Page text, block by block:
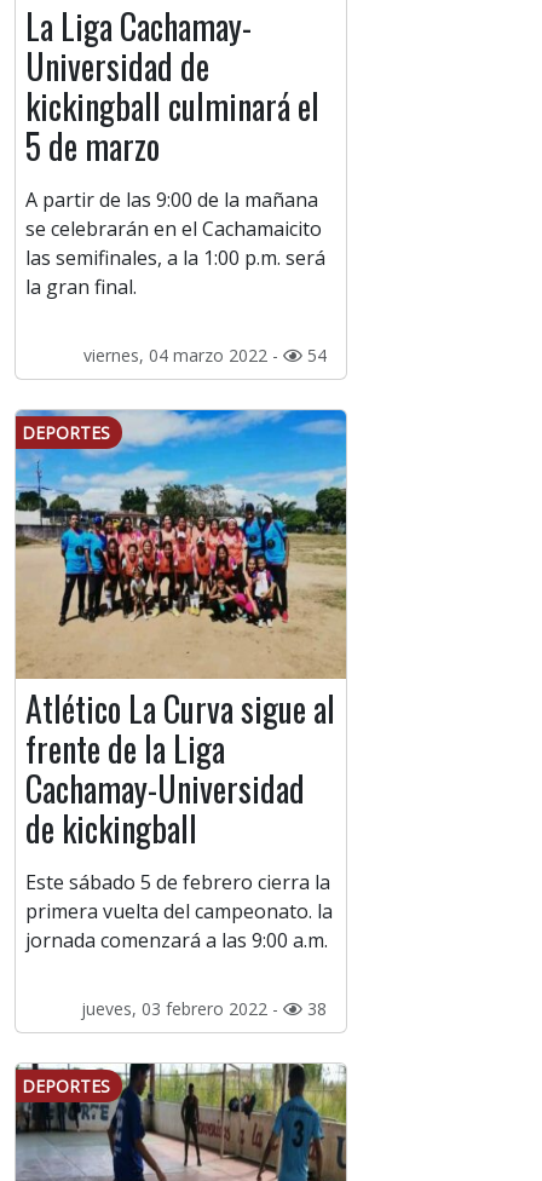
La Liga Cachamay-
Universidad de
kickingball culminará el
5 de marzo
A partir de las 9:00 de la mañana
se celebrarán en el Cachamaicito
las semifinales, a la 1:00 p.m. será
la gran final.
viernes, 04 marzo 2022 - 54
DEPORTES
Atlético La Curva sigue al
frente de la Liga
Cachamay-Universidad
de kickingball
Este sábado 5 de febrero cierra la
primera vuelta del campeonato. la
jornada comenzará a las 9:00 a.m.
jueves, 03 febrero 2022 - 38
DEPORTES